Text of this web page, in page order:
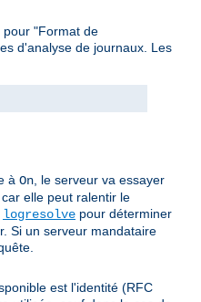
pour "Format de
d'analyse de journaux. Les
à On, le serveur va essayer
elle peut ralentir le
logresolve pour déterminer
Si un serveur mandataire
est l'identité (RFC